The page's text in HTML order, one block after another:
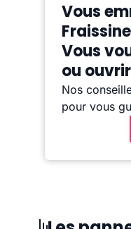
Vous
Vous
ou
Nos
pour vous